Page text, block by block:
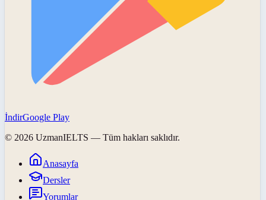
İndirGoogle Play
© 2026 UzmanIELTS — Tüm hakları saklıdır.
Anasayfa
Dersler
Yorumlar